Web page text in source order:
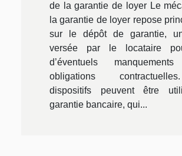
de la garantie de loyer Le
la garantie de loyer repose
sur le dépôt de garantie,
versée par le locataire
d’éventuels
obligations
dispositifs peuvent être
garantie bancaire, qui...